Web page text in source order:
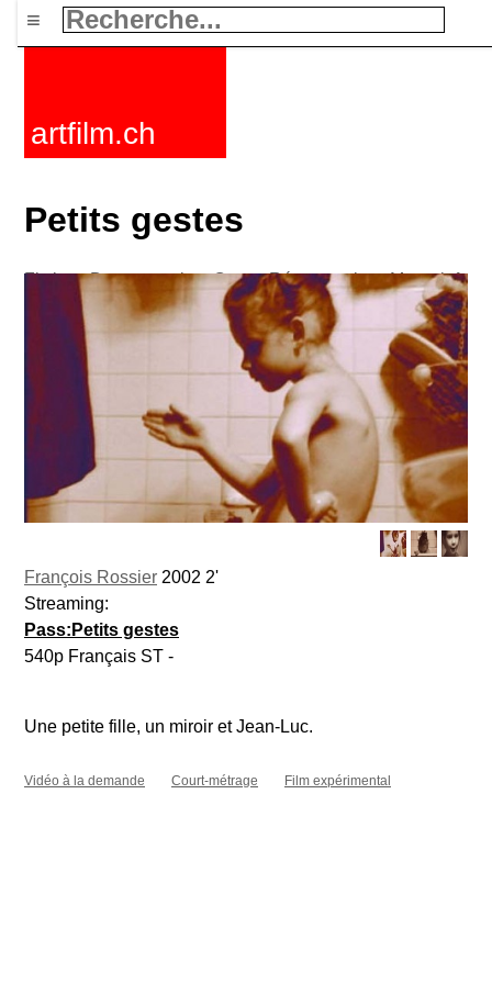
≡
artfilm.ch
Petits gestes
François Rossier 2002 2'
Streaming:
Pass:Petits gestes
540p Français ST -
Une petite fille, un miroir et Jean-Luc.
Vidéo à la demande Court-métrage Film expérimental
Fictions Documentaires Courts Rétrospectives Mots clefs
Nouvelles
F-Rated FAQ Contact Maillist Panier CGV
Acheter
ActiverAbonnement
216.73.216.123